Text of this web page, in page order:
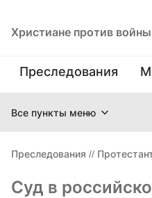
Христиане против войны
Преследования
Все пункты меню
Преследования //
Суд в